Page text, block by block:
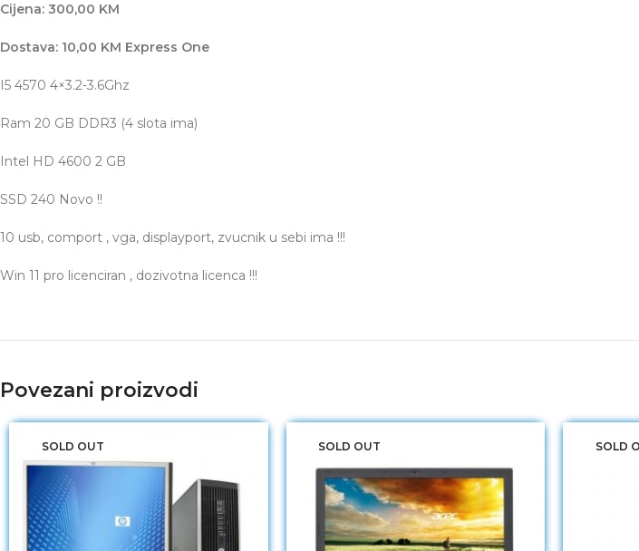
Cijena: 300,00 KM
Dostava: 10,00 KM Express One
I5 4570 4×3.2-3.6Ghz
Ram 20 GB DDR3 (4 slota ima)
Intel HD 4600 2 GB
SSD 240 Novo !!
10 usb, comport , vga, displayport, zvucnik u sebi ima !!!
Win 11 pro licenciran , dozivotna licenca !!!
Povezani proizvodi
SOLD OUT SOLD OUT SOLD